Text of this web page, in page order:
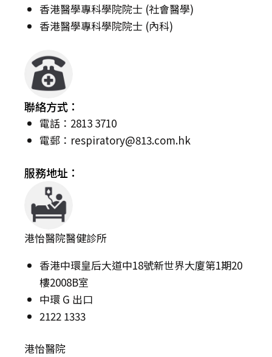
香港醫學專科學院院士 (社會醫學)
香港醫學專科學院院士 (內科)
聯絡方式：
電話：2813 3710
電郵： respiratory@813.com.hk
服務地址：
港怡醫院醫健診所
香港中環皇后大道中18號新世界大廈第1期20
樓2008B室
中環 G 出口
2122 1333
港怡醫院